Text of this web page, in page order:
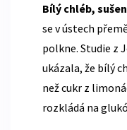
Bílý chléb,
se v ústech
polkne. Studie z
ukázala, že bílý
než cukr z
rozkládá na